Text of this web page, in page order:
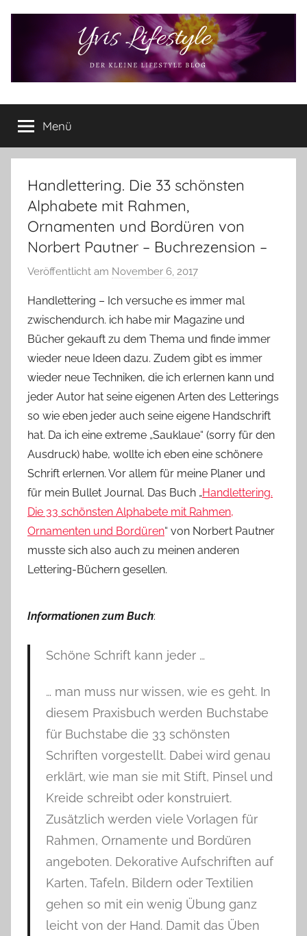
Yvis
Lifestyle
Lifestyle
Blog
–
Lifestyle,
Rezensionen,
Produkttests
vieles
Menü
Handlettering. Die 33 schönsten
Alphabete mit Rahmen,
Ornamenten und Bordüren von
Norbert Pautner – Buchrezension –
Veröffentlicht am November 6, 2017
n
Y
v
o
n
n
e
Handlettering – Ich versuche es immer mal
zwischendurch. ich habe mir Magazine und
Bücher gekauft zu dem Thema und finde immer
wieder neue Ideen dazu. Zudem gibt es immer
wieder neue Techniken, die ich erlernen kann und
jeder Autor hat seine eigenen Arten des Letterings
so wie eben jeder auch seine eigene Handschrift
hat. Da ich eine extreme „Sauklaue“ (sorry für den
Ausdruck) habe, wollte ich eben eine schönere
Schrift erlernen. Vor allem für meine Planer und
für mein Bullet Journal. Das Buch „Handlettering.
Die 33 schönsten Alphabete mit Rahmen,
Ornamenten und Bordüren“ von Norbert Pautner
musste sich also auch zu meinen anderen
Lettering-Büchern gesellen.
Informationen zum Buch:
Schöne Schrift kann jeder …
… man muss nur wissen, wie es geht. In
diesem Praxisbuch werden Buchstabe
für Buchstabe die 33 schönsten
Schriften vorgestellt. Dabei wird genau
erklärt, wie man sie mit Stift, Pinsel und
Kreide schreibt oder konstruiert.
Zusätzlich werden viele Vorlagen für
Rahmen, Ornamente und Bordüren
angeboten. Dekorative Aufschriften auf
Karten, Tafeln, Bildern oder Textilien
gehen so mit ein wenig Übung ganz
leicht von der Hand. Damit das Üben